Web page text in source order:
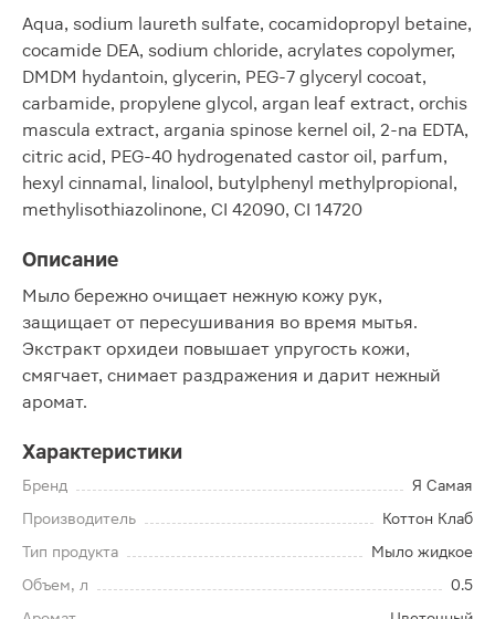
Aqua, sodium laureth sulfate, cocamidopropyl betaine,
cocamide DEA, sodium chloride, acrylates copolymer,
DMDM hydantoin, glycerin, PEG-7 glyceryl cocoat,
carbamide, propylene glycol, argan leaf extract, orchis
mascula extract, argania spinose kernel oil, 2-na EDTA,
citric acid, PEG-40 hydrogenated castor oil, parfum,
hexyl cinnamal, linalool, butylphenyl methylpropional,
methylisothiazolinone, CI 42090, CI 14720
Описание
Мыло бережно очищает нежную кожу рук,
защищает от пересушивания во время мытья.
Экстракт орхидеи повышает упругость кожи,
смягчает, снимает раздражения и дарит нежный
аромат.
Характеристики
Бренд
Я Самая
Производитель
Коттон Клаб
Тип продукта
Мыло жидкое
Объем, л
0.5